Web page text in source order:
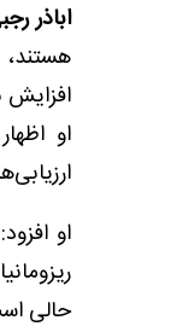
اباذر
افزایش
او
او
حالی